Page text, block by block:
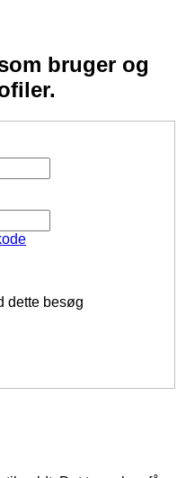
bruger og
dette besøg